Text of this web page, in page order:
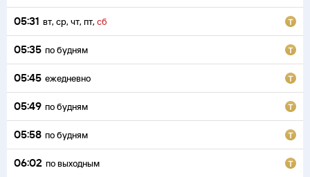
05:31 вт, ср, чт, пт, сб
05:35 по будням
05:45 ежедневно
05:49 по будням
05:58 по будням
06:02 по выходным